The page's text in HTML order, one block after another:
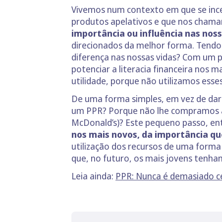
Vivemos num contexto em que se
produtos apelativos e que nos
importância ou influência nas
direcionados da melhor forma.
diferença nas nossas vidas? Com
potenciar a literacia financeira nos
utilidade, porque não utilizamos
De uma forma simples, em vez de
um PPR? Porque não lhe
McDonald’s)? Este pequeno passo,
nos mais novos, da importância
utilização dos recursos de uma
que, no futuro, os mais jovens
Leia ainda: PPR: Nunca é